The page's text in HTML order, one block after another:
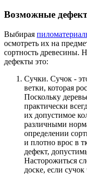
Возможные
Выбирая
осмотреть их на
сортность древесины.
дефекты это:
Сучки. Сучок -
ветки, которая
Поскольку
практически
их допустимое
различными
определении
и плотно врос в
дефект,
Насторожиться
доске, если